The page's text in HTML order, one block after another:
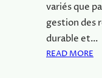
variés que
gestion des
durable et…
READ MORE